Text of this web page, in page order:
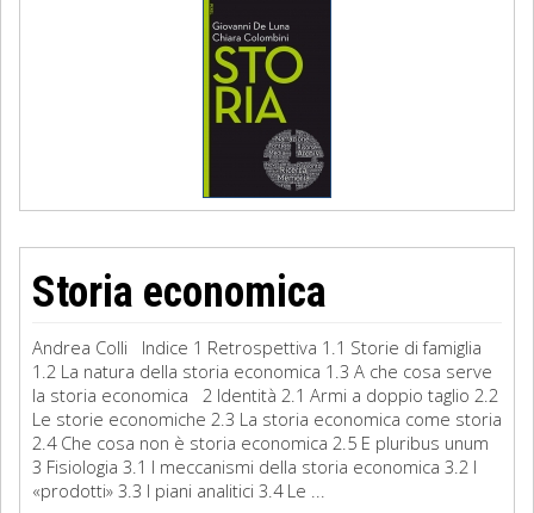
Storia economica
Andrea Colli Indice 1 Retrospettiva 1.1 Storie di famiglia
1.2 La natura della storia economica 1.3 A che cosa serve
la storia economica 2 Identità 2.1 Armi a doppio taglio 2.2
Le storie economiche 2.3 La storia economica come storia
2.4 Che cosa non è storia economica 2.5 E pluribus unum
3 Fisiologia 3.1 I meccanismi della storia economica 3.2 I
«prodotti» 3.3 I piani analitici 3.4 Le ...